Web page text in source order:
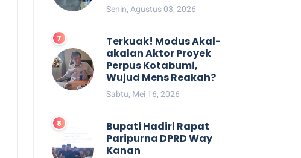
Senin, Agustus 03, 2026
Terkuak! Modus Akal-
akalan Aktor Proyek
Perpus Kotabumi,
Wujud Mens Reakah?
Sabtu, Mei 16, 2026
Bupati Hadiri Rapat
Paripurna DPRD Way
Kanan